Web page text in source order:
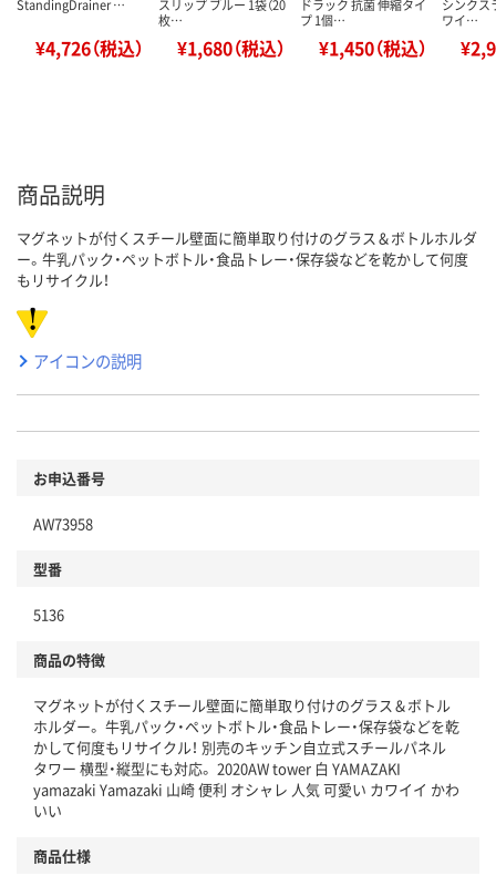
StandingDrainer …
¥4,726（税込）
スリップ ブルー 1袋（20
枚…
¥1,680（税込）
ドラック 抗菌 伸縮タイ
プ 1個…
¥1,450（税込）
シンクス
ワイ…
商品説明
マグネットが付くスチール壁面に簡単取り付けのグラス＆ボトルホルダ
ー。牛乳パック・ペットボトル・食品トレー・保存袋などを乾かして何度
もリサイクル！
アイコンの説明
お申込番号
AW73958
型番
5136
商品の特徴
マグネットが付くスチール壁面に簡単取り付けのグラス＆ボトル
ホルダー。 牛乳パック・ペットボトル・食品トレー・保存袋などを乾
かして何度もリサイクル！ 別売のキッチン自立式スチールパネル
タワー 横型・縦型にも対応。 2020AW tower 白 YAMAZAKI
yamazaki Yamazaki 山崎 便利 オシャレ 人気 可愛い カワイイ かわ
いい
商品仕様